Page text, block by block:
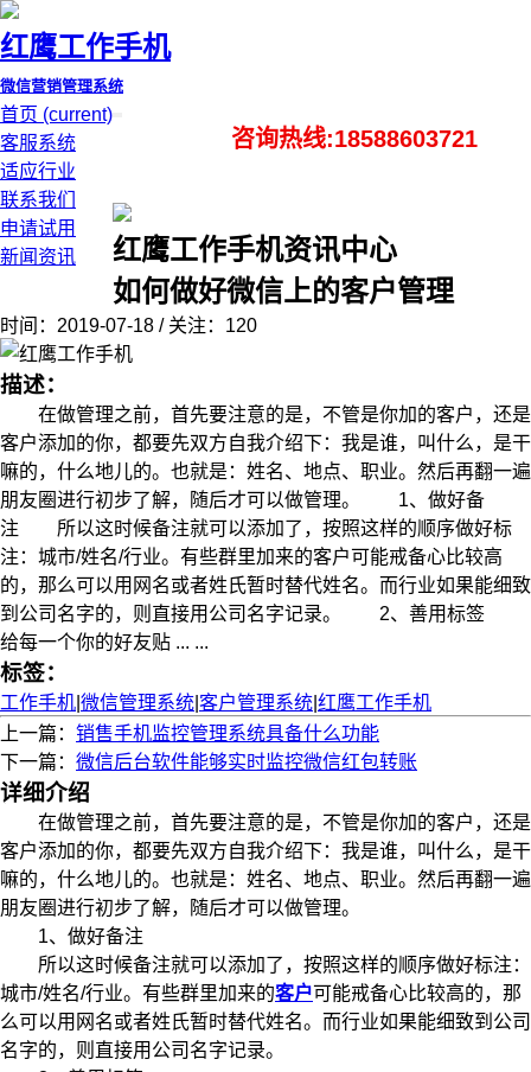
红鹰工作手机
微信营销管理系统
首页 (current)
客服系统
适应行业
联系我们
申请试用
新闻资讯
咨询热线:18588603721
红鹰工作手机资讯中心
如何做好微信上的客户管理
时间：2019-07-18 / 关注：120
描述：
在做管理之前，首先要注意的是，不管是你加的客户，还是
客户添加的你，都要先双方自我介绍下：我是谁，叫什么，是干
嘛的，什么地儿的。也就是：姓名、地点、职业。然后再翻一遍
朋友圈进行初步了解，随后才可以做管理。 1、做好备
注 所以这时候备注就可以添加了，按照这样的顺序做好标
注：城市/姓名/行业。有些群里加来的客户可能戒备心比较高
的，那么可以用网名或者姓氏暂时替代姓名。而行业如果能细致
到公司名字的，则直接用公司名字记录。 2、善用标签
给每一个你的好友贴 ... ...
标签：
工作手机 微信管理系统 客户管理系统 红鹰工作手机
上一篇： 销售手机监控管理系统具备什么功能
下一篇： 微信后台软件能够实时监控微信红包转账
详细介绍
在做管理之前，首先要注意的是，不管是你加的客户，还是
客户添加的你，都要先双方自我介绍下：我是谁，叫什么，是干
嘛的，什么地儿的。也就是：姓名、地点、职业。然后再翻一遍
朋友圈进行初步了解，随后才可以做管理。
1、做好备注
所以这时候备注就可以添加了，按照这样的顺序做好标注：
城市/姓名/行业。有些群里加来的客户可能戒备心比较高的，那
么可以用网名或者姓氏暂时替代姓名。而行业如果能细致到公司
名字的，则直接用公司名字记录。